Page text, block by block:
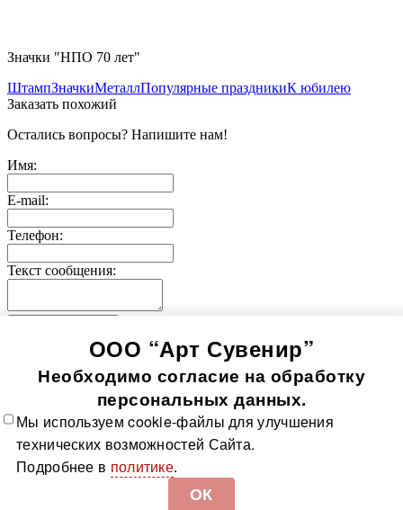
Значки "НПО 70 лет"
ШтампЗначкиМеталлПопулярные праздникиК юбилею
Заказать похожий
Остались вопросы? Напишите нам!
Имя:
E-mail:
Телефон:
Текст сообщения:
Значки-медали
Использование информации, содержащейся на сайте, в том
числе фото продукции, без согласия правообладателя, влечет
возникновение ответственности согласно ст. 1250-1252 ГК
РФ, ст. 7.12 КоАП РФ и ст. 146, 147 УК РФ
Все значки Все медали О компании Контакты
изготовления Политика в отношении обработки
персональных данных Доставка и оплата
ООО “Арт Сувенир”
Необходимо согласие на обработку
персональных данных.
Мы используем cookie-файлы для улучшения
технических возможностей Сайта.
Подробнее в политике.
ОК